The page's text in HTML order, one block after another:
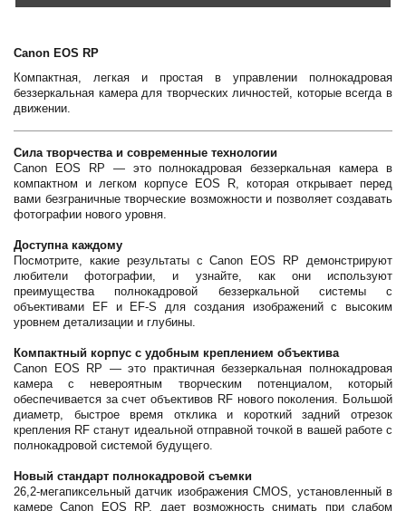
Canon EOS RP
Компактная, легкая и простая в управлении полнокадровая
беззеркальная камера для творческих личностей, которые всегда в
движении.
Сила творчества и современные технологии
Canon EOS RP — это полнокадровая беззеркальная камера в
компактном и легком корпусе EOS R, которая открывает перед
вами безграничные творческие возможности и позволяет создавать
фотографии нового уровня.
Доступна каждому
Посмотрите, какие результаты с Canon EOS RP демонстрируют
любители фотографии, и узнайте, как они используют
преимущества полнокадровой беззеркальной системы с
объективами EF и EF-S для создания изображений с высоким
уровнем детализации и глубины.
Компактный корпус с удобным креплением объектива
Canon EOS RP — это практичная беззеркальная полнокадровая
камера с невероятным творческим потенциалом, который
обеспечивается за счет объективов RF нового поколения. Большой
диаметр, быстрое время отклика и короткий задний отрезок
крепления RF станут идеальной отправной точкой в вашей работе с
полнокадровой системой будущего.
Новый стандарт полнокадровой съемки
26,2-мегапиксельный датчик изображения CMOS, установленный в
камере Canon EOS RP, дает возможность снимать при слабом